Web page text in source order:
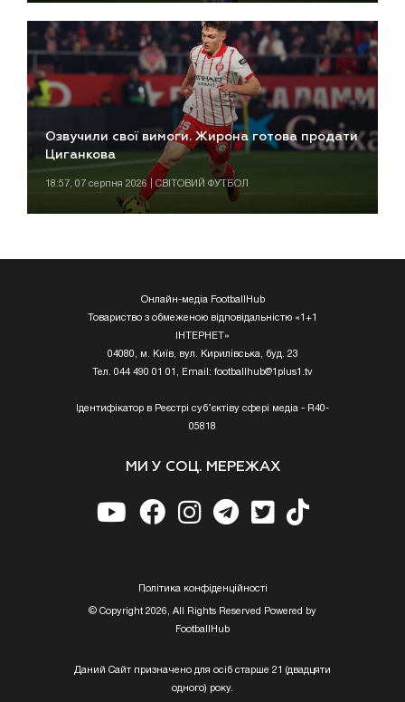
Озвучили свої вимоги. Жирона готова продати
Циганкова
18:57, 07 серпня 2026 | СВІТОВИЙ ФУТБОЛ
Онлайн-медіа FootballHub
Товариство з обмеженою відповідальністю «1+1
ІНТЕРНЕТ»
04080, м. Київ, вул. Кирилівська, буд. 23
Тел. 044 490 01 01, Email: footballhub@1plus1.tv
Ідентифікатор в Реєстрі суб’єктіву сфері медіа - R40-
05818
МИ У СОЦ. МЕРЕЖАХ
Полiтика конфiденцiйностi
© Copyright 2026, All Rights Reserved Powered by
FootballHub
Даний Сайт призначено для осіб старше 21 (двадцяти
одного) року.